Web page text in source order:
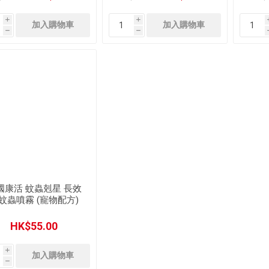
i
h
i
h
康活 蚊蟲剋星 長效
蟲噴霧 (寵物配方)
(60ml)
HK$55.00
i
h